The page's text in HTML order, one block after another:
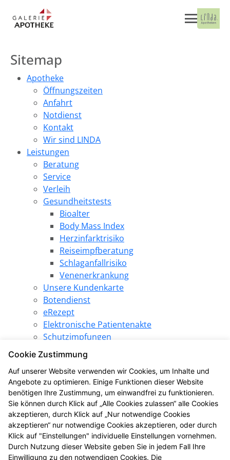
Sitemap
Apotheke
Öffnungszeiten
Anfahrt
Notdienst
Kontakt
Wir sind LINDA
Leistungen
Beratung
Service
Verleih
Gesundheitstests
Bioalter
Body Mass Index
Herzinfarktrisiko
Reiseimpfberatung
Schlaganfallrisiko
Venenerkrankung
Unsere Kundenkarte
Botendienst
eRezept
Elektronische Patientenakte
Schutzimpfungen
Pharmazeutische Dienstleistungen
Angebote
SPARezept
Produkt des Monats
LINDA Gewinnspiel
LINDA Aktion
Die LINDA Eigenmarke
Gesundheitsthemen
LINDA Coupons
Cookie Zustimmung
Auf unserer Website verwenden wir Cookies, um Inhalte und
Angebote zu optimieren. Einige Funktionen dieser Website
benötigen Ihre Zustimmung, um einwandfrei zu funktionieren.
Sie können durch Klick auf „Alle Cookies zulassen“ alle Cookies
akzeptieren, durch Klick auf „Nur notwendige Cookies
akzeptieren“ nur notwendige Cookies akzeptieren, oder durch
Klick auf "Einstellungen" individuelle Einstellungen vornehmen.
Durch Nutzung dieser Website geben Sie in jedem Fall Ihre
Einwilligung zu den notwendigen Cookies. Die